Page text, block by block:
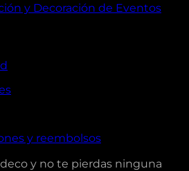
y Decoración de Eventos
y reembolsos
y no te pierdas ninguna